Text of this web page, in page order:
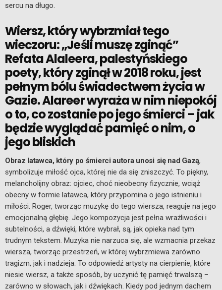
sercu na długo.
Wiersz, który wybrzmiał tego
wieczoru: „Jeśli muszę zginąć”
Refata Alaleera, palestyńskiego
poety, który zginął w 2018 roku, jest
pełnym bólu świadectwem życia w
Gazie. Alareer wyraża w nim niepokój
o to, co zostanie po jego śmierci – jak
będzie wyglądać pamięć o nim, o
jego bliskich
Obraz latawca, który po śmierci autora unosi się nad Gazą,
symbolizuje miłość ojca, której nie da się zniszczyć. To piękny,
melancholijny obraz: ojciec, choć nieobecny fizycznie, wciąż
obecny w formie latawca, który przypomina o jego istnieniu i
miłości. Roger, tworząc muzykę do tego wiersza, reaguje na jego
emocjonalną głębię. Jego kompozycja jest pełna wrażliwości i
subtelności, a dźwięki, które wybrał, są, jak opieka nad tym
trudnym tekstem. Muzyka nie narzuca się, ale wzmacnia przekaz
wiersza, tworząc przestrzeń, w której wybrzmiewa zarówno
tragizm, jak i nadzieja. To odpowiedź artysty na cierpienie, które
niesie wiersz, a także sposób, by uczynić tę pamięć trwalszą –
zarówno w słowach, jak i dźwiękach. Kiedy pod jednym dachem